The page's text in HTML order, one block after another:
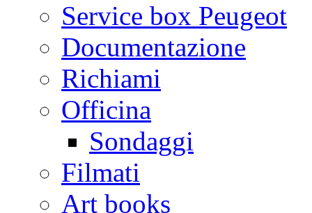
Service box Peugeot
Documentazione
Richiami
Officina
Sondaggi
Filmati
Art books